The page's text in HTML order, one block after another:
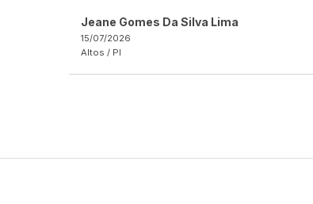
Jeane Gomes Da Silva Lima
15/07/2026
Altos / PI